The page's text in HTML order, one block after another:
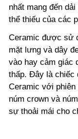
nhất mang đến
thể thiếu của các
Ceramic được sử
mặt lưng và dây
vào hay cảm giác
thấp. Đây là chiếc
Ceramic với phiên
núm crown và
sự thoải mái cho